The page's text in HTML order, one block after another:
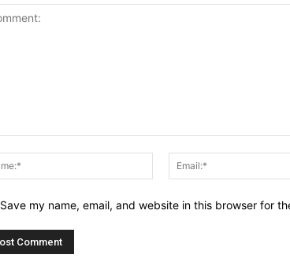
Name:*
Save my name, email, and website in this browser for